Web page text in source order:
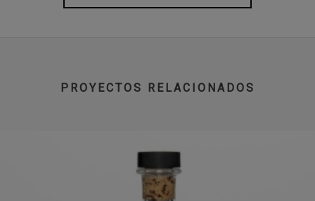
PROYECTOS RELACIONADOS